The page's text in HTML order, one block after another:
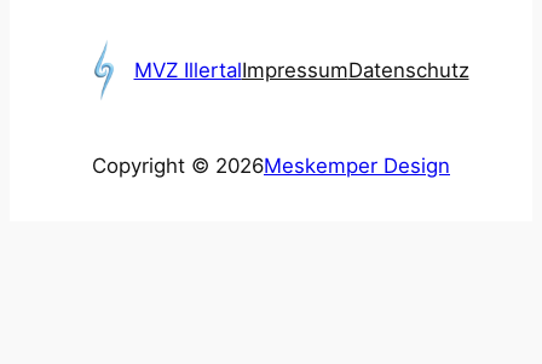
MVZ IllertalImpressumDatenschutz
Copyright © 2026Meskemper Design